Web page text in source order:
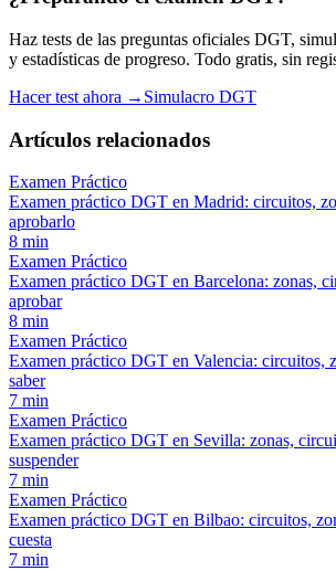
Haz tests de las preguntas oficiales DGT,
y estadísticas de progreso. Todo gratis, sin
Hacer test ahora → Simulacro DGT
Artículos relacionados
Examen Práctico
Examen práctico DGT en Madrid: circuitos,
aprobarlo
8 min
Examen Práctico
Examen práctico DGT en Barcelona: zonas,
aprobar
8 min
Examen Práctico
Examen práctico DGT en Valencia: circuitos,
saber
7 min
Examen Práctico
Examen práctico DGT en Sevilla: zonas,
suspender
7 min
Examen Práctico
Examen práctico DGT en Bilbao: circuitos,
cuesta
7 min